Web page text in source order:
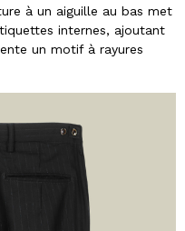
à un aiguille au bas met
internes, ajoutant
un motif à rayures